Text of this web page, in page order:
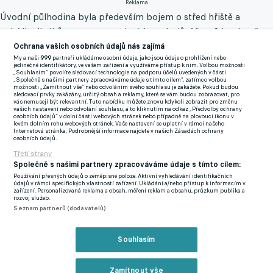
Reklama
Úvodní půlhodina byla především bojem o střed hřiště a
nabídla divákům spoustu osobních soubojů. Až ve 36. minutě se
v domácím pokutovém území zjevil volný Asier Lillalibre, jeho
střela ale nenadělala Luísi Maximianovi větší problémy. Ty přišly
až o pár minut později, když po rohovém kopu hlavičkoval
Aitor Paredes. Domácí brankář však dokázal vytáhnout skvělý
zákrok.
Po změně stran přišla velká komplikace pro domácí tým, když
byl v 53. minutě po druhé žluté kartě vyloučen Ramazani.
Almería se tak musela zatáhnout do bloku před vlastní
pokutové území. Hosté měli většinu času v držení míč, ale
odemknout obranu soupeře se jim nedařilo. Až v 88. minutě
vyšel baskickému celku jeden z mnoha centrů, jenže volný Raúl
naopak po rychlém protiútoku postupoval Marko Milovanovič
sám na Unaie Simóna, jenže ani on bezbrankovou remízu
neodvrátil, protože trefil pouze spojnici.
Ochrana vašich osobních údajů nás zajímá
My a naši999 partneři ukládáme osobní údaje, jako jsou údaje o prohlížení nebo
jedinečné identifikátory, ve vašem zařízení a využíváme přístup k nim. Volbou možnosti
„Souhlasím“ povolíte sledovací technologie na podporu účelů uvedených v části
„Společně s našimi partnery zpracováváme údaje s tímto cílem“, zatímco volbou
možnosti „Zamítnout vše“ nebo odvoláním svého souhlasu je zakážete. Pokud budou
sledovací prvky zakázány, určitý obsah a reklamy, které se vám budou zobrazovat, pro
vás nemusejí být relevantní. Tuto nabídku můžete znovu kdykoli zobrazit pro změnu
vašich nastavení nebo odvolání souhlasu, a to kliknutím na odkaz „Předvolby ochrany
osobních údajů“ v dolní části webových stránek nebo případně na plovoucí ikonu v
levém dolním rohu webových stránek. Vaše nastavení se uplatní v rámci našeho
Internetová stránka. Podrobnější informace najdete v našich Zásadách ochrany
osobních údajů.
Třetí strany
Společně s našimi partnery zpracováváme údaje s tímto cílem:
Používání přesných údajů o zeměpisné poloze. Aktivní vyhledávání identifikačních
údajů v rámci specifických vlastností zařízení. Ukládání a/nebo přístup k informacím v
zařízení. Personalizovaná reklama a obsah, měření reklam a obsahu, průzkum publika a
rozvoj služeb.
Seznam partnerů (dodavatelů)
Souhlasím
Zamítnout vše